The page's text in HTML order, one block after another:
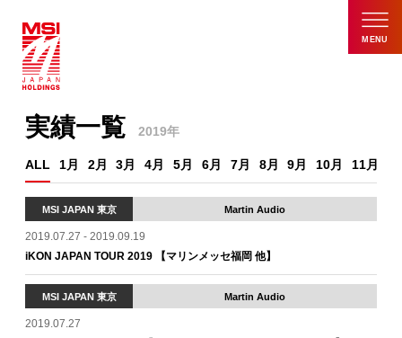
MENU
実績一覧 2019年
ALL 1月 2月 3月 4月 5月 6月 7月 8月 9月 10月 11月
MSI JAPAN 東京 Martin Audio
2019.07.27 - 2019.09.19
iKON JAPAN TOUR 2019 【マリンメッセ福岡 他】
MSI JAPAN 東京 Martin Audio
2019.07.27